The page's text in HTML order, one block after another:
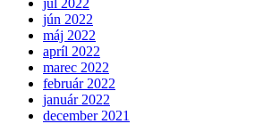
júl 2022
jún 2022
máj 2022
apríl 2022
marec 2022
február 2022
január 2022
december 2021